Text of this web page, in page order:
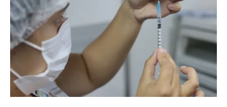
da
5ª
dose
contra
a
covid-
19
em